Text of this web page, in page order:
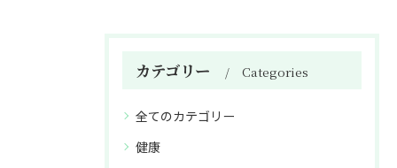
カテゴリー Categories
全てのカテゴリー
健康